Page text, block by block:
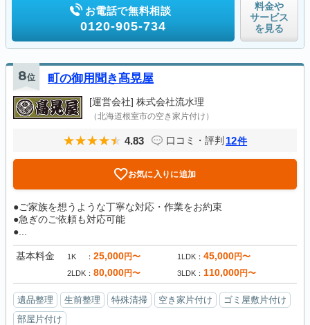
お電話で無料相談
0120-905-734
料金や
サービス
を見る
8位 町の御用聞き髙晃屋
[運営会社] 株式会社流水理
（北海道根室市の空き家片付け）
4.83 口コミ・評判 12件
お気に入りに追加
●ご家族を想うような丁寧な対応・作業をお約束
●急ぎのご依頼も対応可能
●...
基本料金 1K 25,000円〜 1LDK 45,000円〜
2LDK 80,000円〜 3LDK 110,000円〜
遺品整理 生前整理 特殊清掃 空き家片付け
ゴミ屋敷片付け
部屋片付け